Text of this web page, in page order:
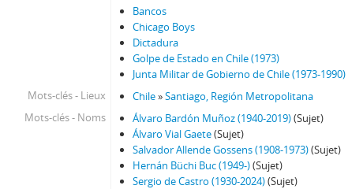
107 - Mena, Odlanier
108 - Juan Guzmán Tapia (I)
109 - Juan Guzmán Tapia (II)
110 - Juan Guzmán Tapia (III)
111 - Juan Guzmán Tapia (IV)
CH - Cita con la Historia
JW - Entrevistas realizadas por James R. Whelan
Bancos
Chicago Boys
Dictadura
Golpe de Estado en Chile (1973)
Junta Militar de Gobierno de Chile (1973-1990)
Mots-clés - Lieux
Chile»Santiago, Región Metropolitana
Mots-clés - Noms
Álvaro Bardón Muñoz (1940-2019)(Sujet)
Álvaro Vial Gaete(Sujet)
Salvador Allende Gossens (1908-1973)(Sujet)
Hernán Büchi Buc (1949-)(Sujet)
Sergio de Castro (1930-2024)(Sujet)